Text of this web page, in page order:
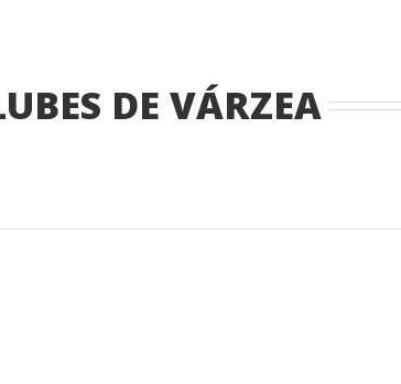
DE VÁRZEA